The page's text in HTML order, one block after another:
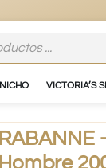
VICTORIA’S
RABANNE
Hombre